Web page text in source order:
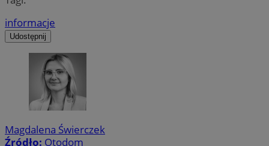
informacje
Udostępnij
Magdalena Świerczek
Źródło: Otodom